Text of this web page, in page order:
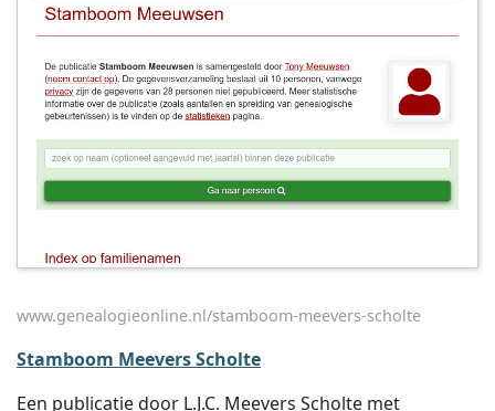
www.genealogieonline.nl/stamboom-meevers-scholte
Stamboom Meevers Scholte
Een publicatie door L.J.C. Meevers Scholte met